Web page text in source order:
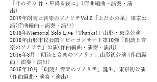
「叶のぞみ 作・星降る夜に」(作曲編曲・演奏・演
出)
2019年朗読と音楽のソノリテVol,5「よだかの星」東京公
演(作曲編曲・演奏・演出)
2018年Memorial Solo Live「Thanks!」山形・東京公演
2018年山形市民会館ロビーコンサート第10弾「朗読と音
楽のソノリテ」公演(作曲編曲・演奏・演出)
2016年8月「朗読と音楽のソノリテ」山形初公演 (作曲編
曲・演奏・演出)
2015年10月「朗読と音楽のソノリテ」誕生、東京初公演
(作曲編曲・演奏・演出)